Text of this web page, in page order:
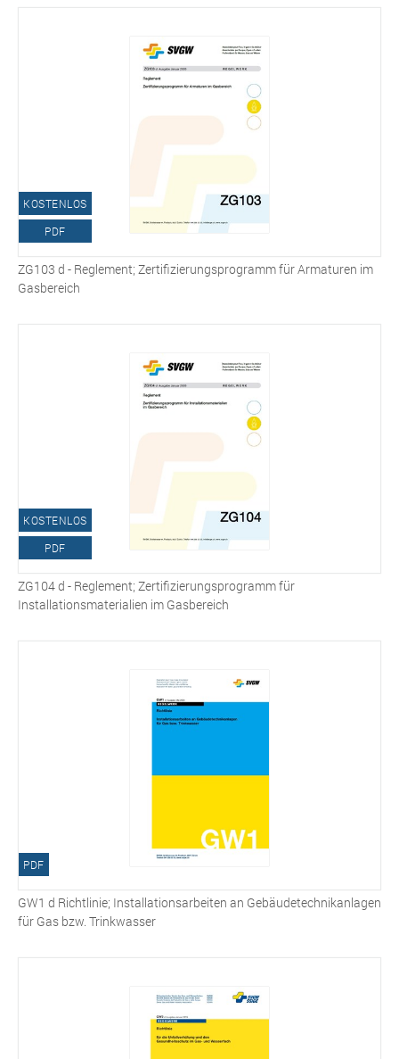
KOSTENLOS
PDF
ZG103 d - Reglement; Zertifizierungsprogramm für Armaturen im
Gasbereich
KOSTENLOS
PDF
ZG104 d - Reglement; Zertifizierungsprogramm für
Installationsmaterialien im Gasbereich
PDF
GW1 d Richtlinie; Installationsarbeiten an Gebäudetechnikanlagen
für Gas bzw. Trinkwasser